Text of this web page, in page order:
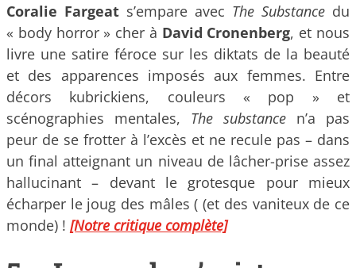
Coralie Fargeat s’empare avec The Substance du
« body horror » cher à David Cronenberg, et nous
livre une satire féroce sur les diktats de la beauté
et des apparences imposés aux femmes. Entre
décors kubrickiens, couleurs « pop » et
scénographies mentales, The substance n’a pas
peur de se frotter à l’excès et ne recule pas – dans
un final atteignant un niveau de lâcher-prise assez
hallucinant – devant le grotesque pour mieux
écharper le joug des mâles ( (et des vaniteux de ce
monde) ! [Notre critique complète]